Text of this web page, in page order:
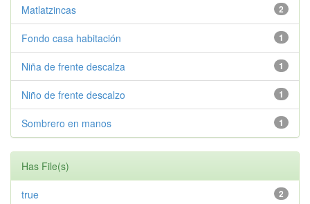
2
Matlatzincas
1
Fondo casa habitación
1
Niña de frente descalza
1
Niño de frente descalzo
1
Sombrero en manos
Has File(s)
2
true